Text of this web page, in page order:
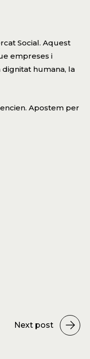
Social. Aquest
empreses i
dignitat humana, la
Apostem per
Next post